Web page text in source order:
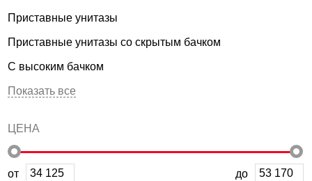
Приставные унитазы
Приставные унитазы со скрытым бачком
С высоким бачком
Показать все
ЦЕНА
от
до